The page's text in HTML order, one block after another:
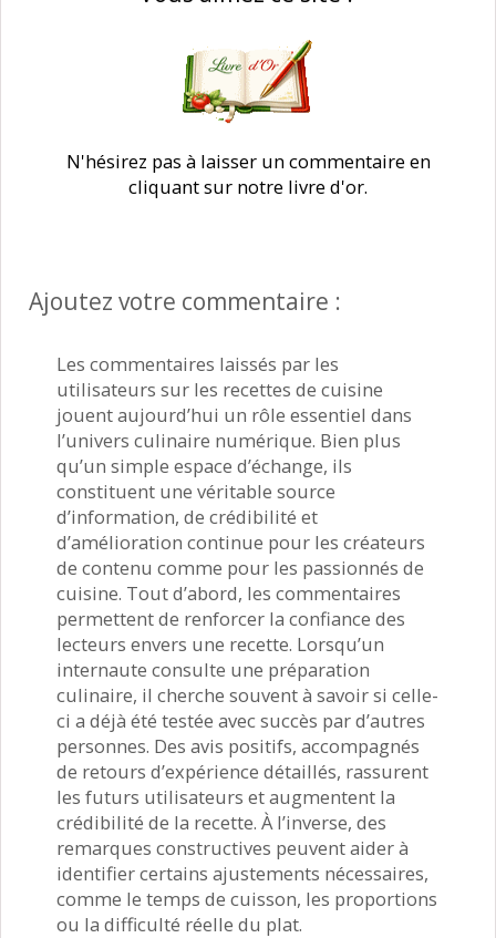
N'hésirez pas à laisser un commentaire en
cliquant sur notre livre d'or.
Ajoutez votre commentaire :
Les commentaires laissés par les
utilisateurs sur les recettes de cuisine
jouent aujourd’hui un rôle essentiel dans
l’univers culinaire numérique. Bien plus
qu’un simple espace d’échange, ils
constituent une véritable source
d’information, de crédibilité et
d’amélioration continue pour les créateurs
de contenu comme pour les passionnés de
cuisine. Tout d’abord, les commentaires
permettent de renforcer la confiance des
lecteurs envers une recette. Lorsqu’un
internaute consulte une préparation
culinaire, il cherche souvent à savoir si celle-
ci a déjà été testée avec succès par d’autres
personnes. Des avis positifs, accompagnés
de retours d’expérience détaillés, rassurent
les futurs utilisateurs et augmentent la
crédibilité de la recette. À l’inverse, des
remarques constructives peuvent aider à
identifier certains ajustements nécessaires,
comme le temps de cuisson, les proportions
ou la difficulté réelle du plat.